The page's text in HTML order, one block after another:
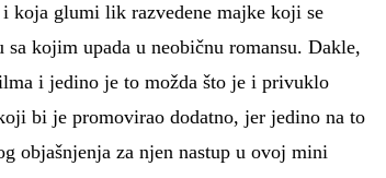
koja glumi lik razvedene majke koji se
kojim upada u neobičnu romansu. Dakle,
i jedino je to možda što je i privuklo
bi je promovirao dodatno, jer jedino na to
objašnjenja za njen nastup u ovoj mini